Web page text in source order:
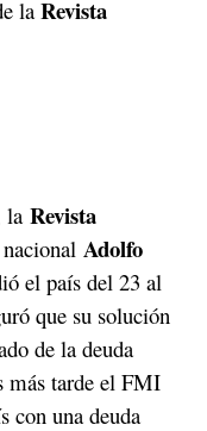
laRevista
la Revista
Adolfo
el país del 23 al
que su solución
de la deuda
más tarde el FMI
con una deuda